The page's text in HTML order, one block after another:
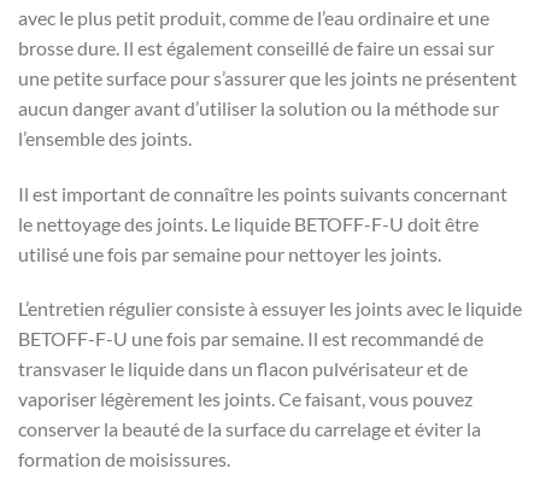
avec le plus petit produit, comme de l’eau ordinaire et une
brosse dure. Il est également conseillé de faire un essai sur
une petite surface pour s’assurer que les joints ne présentent
aucun danger avant d’utiliser la solution ou la méthode sur
l’ensemble des joints.
Il est important de connaître les points suivants concernant
le nettoyage des joints. Le liquide BETOFF-F-U doit être
utilisé une fois par semaine pour nettoyer les joints.
L’entretien régulier consiste à essuyer les joints avec le liquide
BETOFF-F-U une fois par semaine. Il est recommandé de
transvaser le liquide dans un flacon pulvérisateur et de
vaporiser légèrement les joints. Ce faisant, vous pouvez
conserver la beauté de la surface du carrelage et éviter la
formation de moisissures.